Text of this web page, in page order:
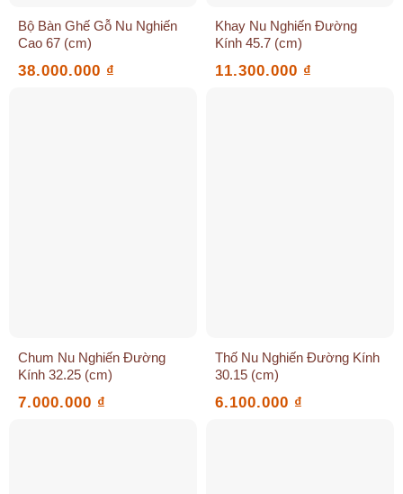
Bộ Bàn Ghế Gỗ Nu Nghiến
Cao 67 (cm)
38.000.000 ₫
Khay Nu Nghiến Đường
Kính 45.7 (cm)
11.300.000 ₫
Chum Nu Nghiến Đường
Kính 32.25 (cm)
7.000.000 ₫
Thố Nu Nghiến Đường Kính
30.15 (cm)
6.100.000 ₫